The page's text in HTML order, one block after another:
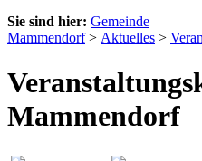
Sie sind hier: Gemeinde
Mammendorf> Aktuelles >
Mammendorf